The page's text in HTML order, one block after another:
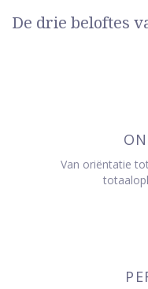
De drie beloftes
Van oriëntatie